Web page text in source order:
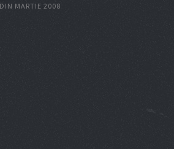
MARTIE 2008